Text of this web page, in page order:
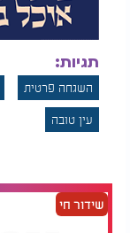
ולמי שנמצא
בקצה המנהרה
קובי מסביר
אך הוא הציע
הקביים האלה
מאיתנו ליפול
תגיות:
השגחה פרטית
עין טובה
שידור חי